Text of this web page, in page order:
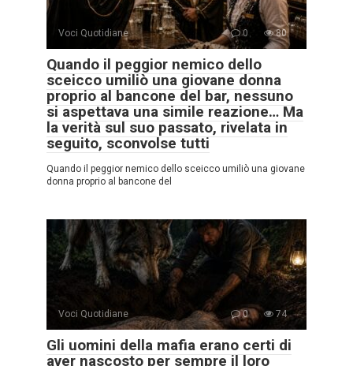
Voci Quotidiane 0 80
Quando il peggior nemico dello
sceicco umiliò una giovane donna
proprio al bancone del bar, nessuno
si aspettava una simile reazione… Ma
la verità sul suo passato, rivelata in
seguito, sconvolse tutti
Quando il peggior nemico dello sceicco umiliò una giovane
donna proprio al bancone del
Voci Quotidiane 0 74
Gli uomini della mafia erano certi di
aver nascosto per sempre il loro